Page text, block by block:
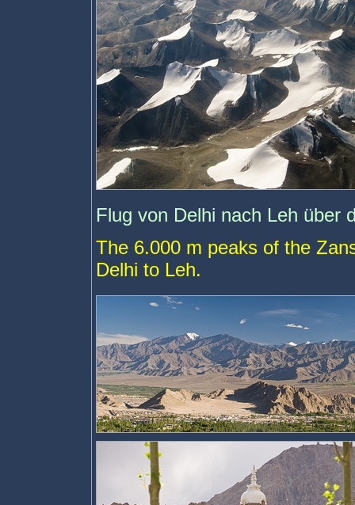
Flug von Delhi nach Leh über
The 6.000 m peaks of the
Delhi to Leh.